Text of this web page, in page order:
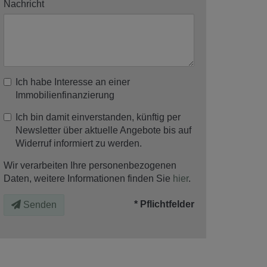
Nachricht
Ich habe Interesse an einer
Immobilienfinanzierung
Ich bin damit einverstanden, künftig per
Newsletter über aktuelle Angebote bis auf
Widerruf informiert zu werden.
Wir verarbeiten Ihre personenbezogenen
Daten, weitere Informationen finden Sie hier.
Senden * Pflichtfelder